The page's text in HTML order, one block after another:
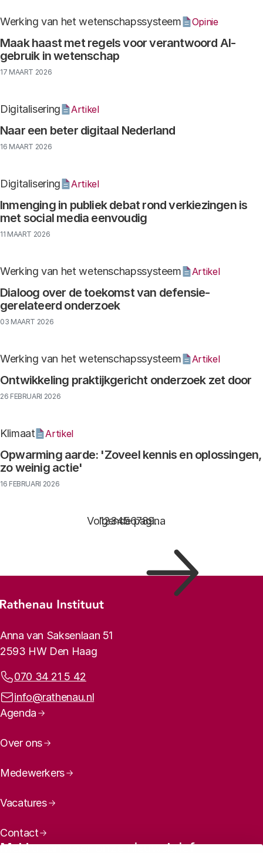
Maak haast met regels voor verantwoord AI-
gebruik in wetenschap
Werking van het wetenschapssysteem Opinie
17 MAART 2026
Naar een beter digitaal Nederland
Digitalisering Artikel
16 MAART 2026
Inmenging in publiek debat rond verkiezingen is
met social media eenvoudig
Digitalisering Artikel
11 MAART 2026
Dialoog over de toekomst van defensie-
gerelateerd onderzoek
Werking van het wetenschapssysteem Artikel
03 MAART 2026
Ontwikkeling praktijkgericht onderzoek zet door
Werking van het wetenschapssysteem Artikel
26 FEBRUARI 2026
Opwarming aarde: 'Zoveel kennis en oplossingen,
zo weinig actie'
Klimaat Artikel
16 FEBRUARI 2026
Pagina
1Pagina
2Pagina
3Pagina
4Pagina
5Pagina
6Pagina
7Pagina
8Pagina
9…
Volgende pagina
Footer-menu
Rathenau logo, naar de homepage
Contactinformatie
Anna van Saksenlaan 51
2593 HW Den Haag
Telefoonnummer:
070 34 21 5 42
E-mailadres:
info@rathenau.nl
Paginanavigatie
Agenda
Over ons
Medewerkers
Vacatures
Contact
Meld u aan voor onze nieuwsbrief